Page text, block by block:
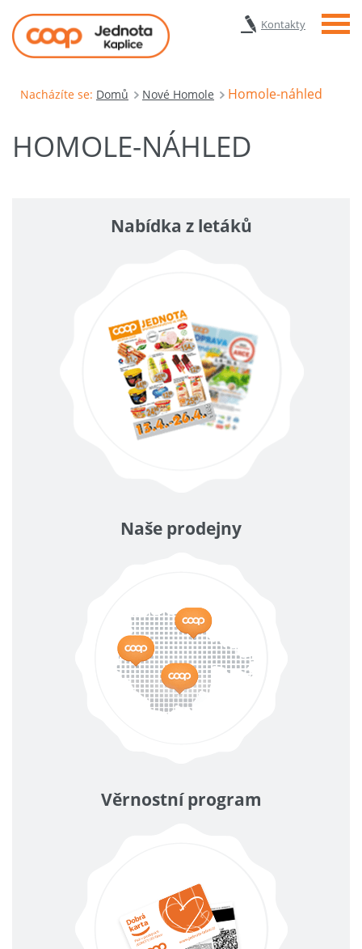
Kontakty Menu
Nacházíte se: Domů Nové Homole Homole-náhled
HOMOLE-NÁHLED
Nabídka z letáků
Naše prodejny
Věrnostní program